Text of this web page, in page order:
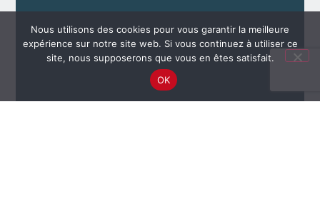
Nous utilisons des cookies pour vous garantir la meilleure
expérience sur notre site web. Si vous continuez à utiliser ce
site, nous supposerons que vous en êtes satisfait.
OK